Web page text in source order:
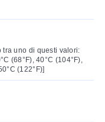
tra uno di questi valori:
(68°F), 40°C (104°F),
(122°F)]